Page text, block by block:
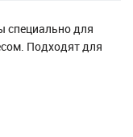
специально для
Подходят для